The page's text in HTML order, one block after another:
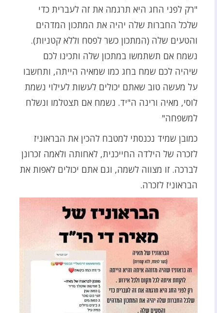
"רק לפני החג היא תרגמה את זה לעברית כדי
שלכל החברות שלה יהיה את המתכון המדהים
והטעים שלה (המתכון כשר לפסח וללא קטניות).
נשמח אם תשתמשו במתכון שלה ותכינו לכם
שיהיה לכם שמח בחג כמו שמאיה הייתה, ותחשבו
על מעשה טוב שאתם יכולים לעשות לעילוי נשמת
לוסי, מאיה ורינה ה"יד. נשמח אם תצטלמו ונשלח
למשפחה"
כמובן שמיד נכנסתי למטבח להכין את הבראוניז
לזכרה של הילדה החייכנית, לאחותה ולאמה זכרונן
לברכה. זו מצווה לשמה, וגם אתם יכולים לאפות את
הבראוניז לזכרה.